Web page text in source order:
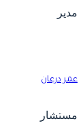
درعان